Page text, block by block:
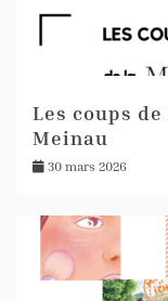
Les coups
Meinau
30 mars 2026